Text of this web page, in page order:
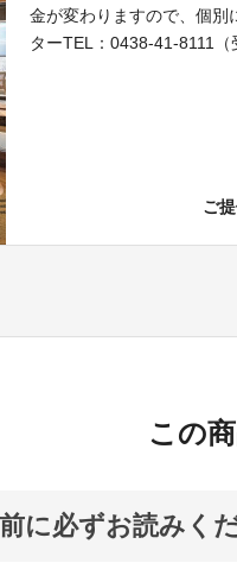
金が変わりますので、個別
ターTEL：0438-41-8111（
ご
この
に必ずお読みくだ